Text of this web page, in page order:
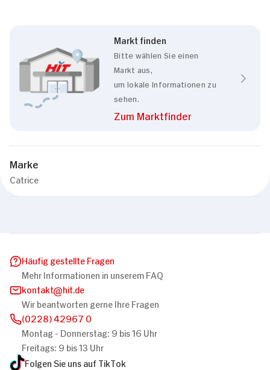
Markt finden
Bitte wählen Sie einen
Markt aus,
um lokale Informationen zu
sehen.
Zum Marktfinder
Marke
Catrice
Häufig gestellte Fragen
Mehr Informationen in unserem FAQ
kontakt
hit.de
Wir beantworten gerne Ihre Fragen
(0228) 42967 0
Montag - Donnerstag: 9 bis 16 Uhr
Freitags: 9 bis 13 Uhr
Folgen Sie uns auf TikTok